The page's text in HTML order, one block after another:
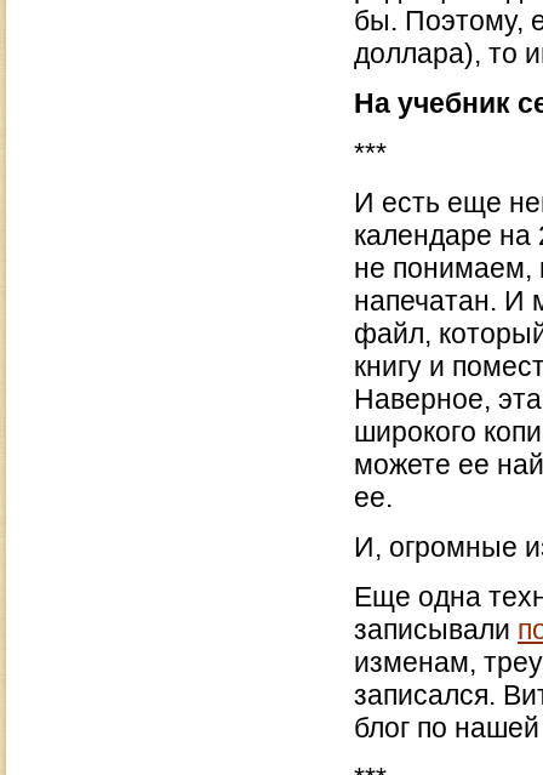
бы. Поэтому,
доллара), то
На учебник
***
И есть еще
календаре
не понимаем,
напечатан. И
файл,
книгу и
Наверное,
широкого
можете ее
ее.
И, огромные
Еще одна
записывали
изменам,
записался.
блог по